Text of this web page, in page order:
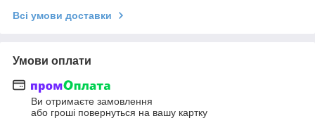
Всі умови доставки
Умови оплати
Ви отримаєте замовлення
або гроші повернуться на вашу картку